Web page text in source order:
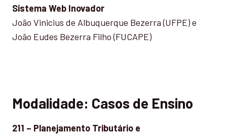
Sistema Web Inovador
João Vinicius de Albuquerque Bezerra (UFPE) e
João Eudes Bezerra Filho (FUCAPE)
Modalidade: Casos de Ensino
211 – Planejamento Tributário e